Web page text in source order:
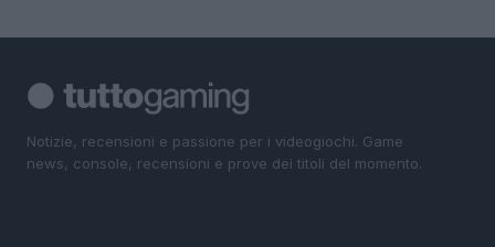
Notizie, recensioni e passione per i videogiochi. Game
news, console, recensioni e prove dei titoli del momento.